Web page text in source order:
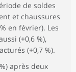
de soldes
et chaussures
en février). Les
(+0,6 %),
(+0,7 %).
après deux